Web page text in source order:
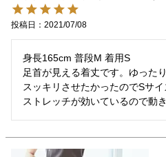
投稿日 2021/07/08
身長165cm 普段M 着用S
足首が見える着丈です。ゆった
スッキリさせたかったのでSサイ
ストレッチが効いているので動